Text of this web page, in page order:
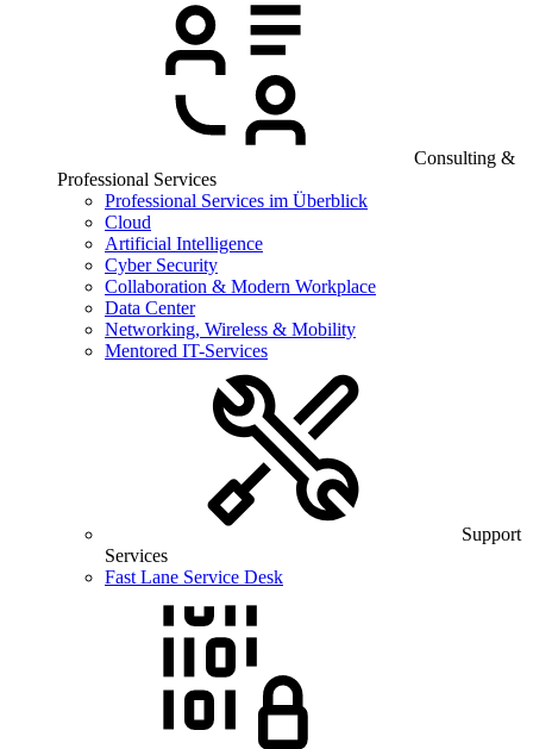
Consulting &
Professional Services
Professional Services im Überblick
Cloud
Artificial Intelligence
Cyber Security
Collaboration & Modern Workplace
Data Center
Networking, Wireless & Mobility
Mentored IT-Services
Support
Services
Fast Lane Service Desk